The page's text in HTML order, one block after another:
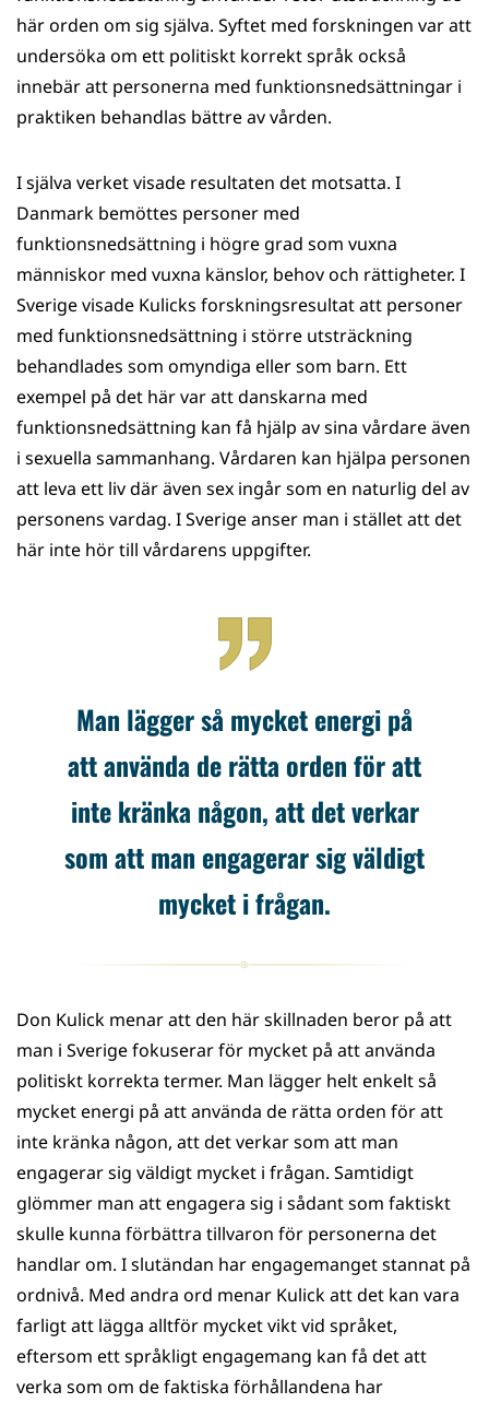
här orden om sig själva. Syftet med forskningen var att
undersöka om ett politiskt korrekt språk också
innebär att personerna med funktionsnedsättningar i
praktiken behandlas bättre av vården.
I själva verket visade resultaten det motsatta. I
Danmark bemöttes personer med
funktionsnedsättning i högre grad som vuxna
människor med vuxna känslor, behov och rättigheter. I
Sverige visade Kulicks forskningsresultat att personer
med funktionsnedsättning i större utsträckning
behandlades som omyndiga eller som barn. Ett
exempel på det här var att danskarna med
funktionsnedsättning kan få hjälp av sina vårdare även
i sexuella sammanhang. Vårdaren kan hjälpa personen
att leva ett liv där även sex ingår som en naturlig del av
personens vardag. I Sverige anser man i stället att det
här inte hör till vårdarens uppgifter.
Man lägger så mycket energi på
att använda de rätta orden för att
inte kränka någon, att det verkar
som att man engagerar sig väldigt
mycket i frågan.
Don Kulick menar att den här skillnaden beror på att
man i Sverige fokuserar för mycket på att använda
politiskt korrekta termer. Man lägger helt enkelt så
mycket energi på att använda de rätta orden för att
inte kränka någon, att det verkar som att man
engagerar sig väldigt mycket i frågan. Samtidigt
glömmer man att engagera sig i sådant som faktiskt
skulle kunna förbättra tillvaron för personerna det
handlar om. I slutändan har engagemanget stannat på
ordnivå. Med andra ord menar Kulick att det kan vara
farligt att lägga alltför mycket vikt vid språket,
eftersom ett språkligt engagemang kan få det att
verka som om de faktiska förhållandena har